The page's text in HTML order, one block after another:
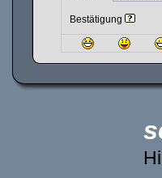
Bestätigung